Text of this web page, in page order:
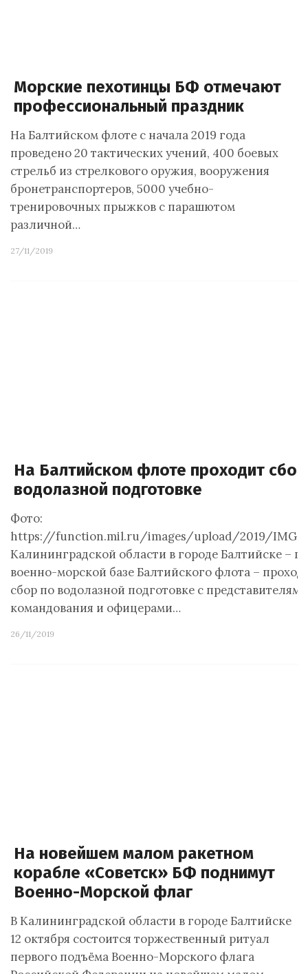
Морские пехотинцы БФ отмечают
профессиональный праздник
На Балтийском флоте с начала 2019 года
проведено 20 тактических учений, 400 боевых
стрельб из стрелкового оружия, вооружения
бронетранспортеров, 5000 учебно-
тренировочных прыжков с парашютом
различной…
27/11/2019
На Балтийском флоте проходит
водолазной подготовке
Фото:
https://function.mil.ru/images/upload/2019/
Калининградской области в городе Балтийске –
военно-морской базе Балтийского флота –
сбор по водолазной подготовке с представителями
командования и офицерами…
26/11/2019
На новейшем малом ракетном
корабле «Советск» БФ поднимут
Военно-Морской флаг
В Калининградской области в городе Балтийске
12 октября состоится торжественный ритуал
первого подъёма Военно-Морского флага